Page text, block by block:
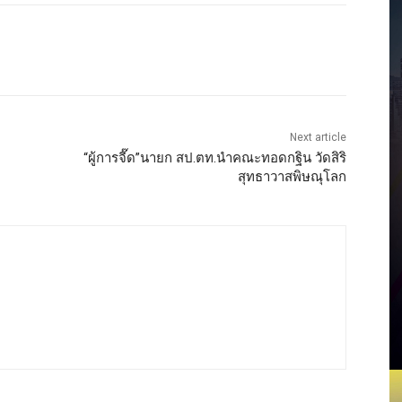
Next article
“ผู้การจี๊ด”นายก สป.ตท.นำคณะทอดกฐิน วัดสิริ
สุทธาวาสพิษณุโลก